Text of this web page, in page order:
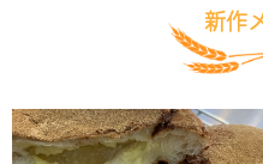
お
店
お問
新作